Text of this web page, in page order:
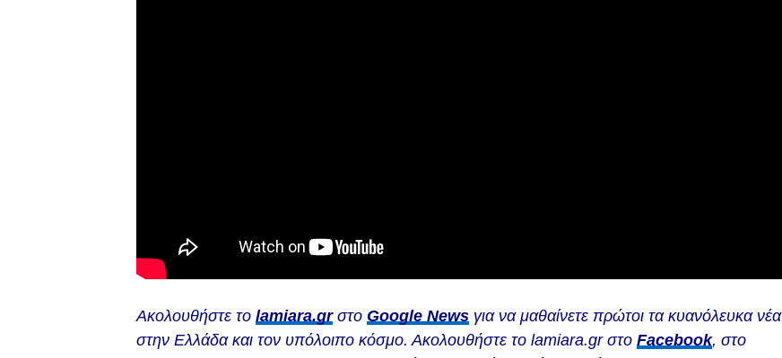
Ακολουθήστε το lamiara.grστο Google News για να μαθαίνετε πρώτοι τα κυανόλευκα νέα
στην Ελλάδα και τον υπόλοιπο κόσμο. Ακολουθήστε το lamiara.gr στο Facebook, στο